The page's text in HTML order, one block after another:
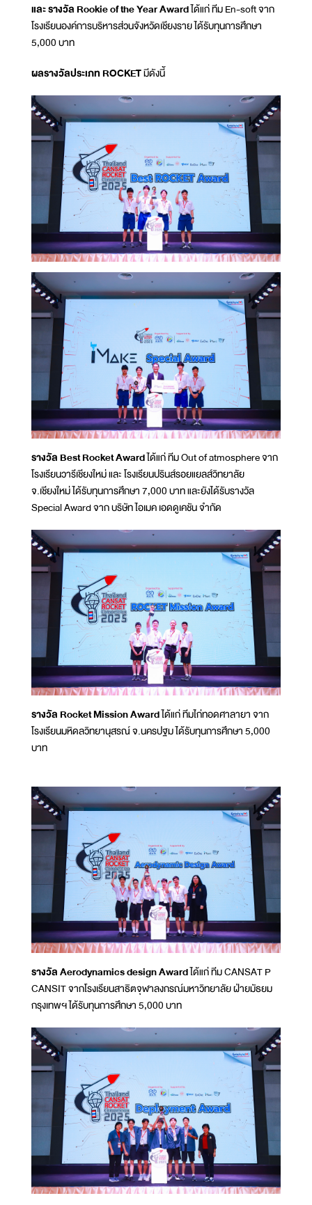
และ รางวัล Rookie of the Year Awardได้แก่ ทีม En-soft จาก
โรงเรียนองค์การบริหารส่วนจังหวัดเชียงราย ได้รับทุนการศึกษา
5,000 บาท
ผลรางวัลประเภท ROCKETมีดังนี้
รางวัล Best Rocket Awardได้แก่ ทีม Out of atmosphere จาก
โรงเรียนวารีเชียงใหม่ และ โรงเรียนปรินส์รอยแยลส์วิทยาลัย
จ.เชียงใหม่ ได้รับทุนการศึกษา 7,000 บาท และยังได้รับรางวัล
Special Award จาก บริษัท ไอเมค เอดดูเคชัน จำกัด
รางวัล Rocket Mission Awardได้แก่ ทีมไก่ทอดศาลายา จาก
โรงเรียนมหิดลวิทยานุสรณ์ จ.นครปฐม ได้รับทุนการศึกษา 5,000
บาท
รางวัล Aerodynamics design Awardได้แก่ ทีม CANSAT P
CANSIT จากโรงเรียนสาธิตจุฬาลงกรณ์มหาวิทยาลัย ฝ่ายมัธยม
กรุงเทพฯ ได้รับทุนการศึกษา 5,000 บาท